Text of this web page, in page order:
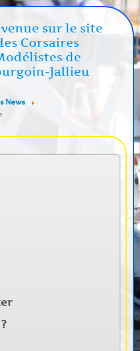
sur le site
Corsaires
de
Jallieu
News